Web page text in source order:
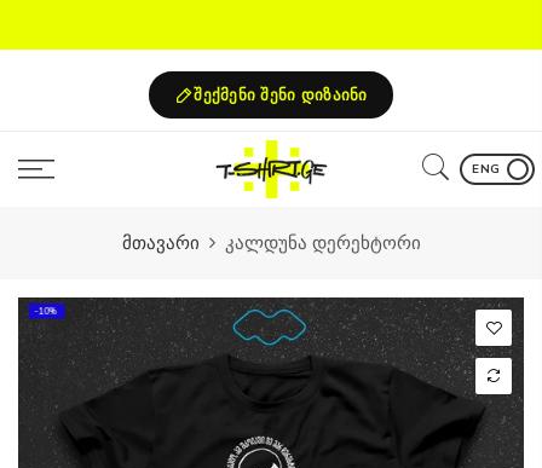
შექმენი შენი დიზაინი
ENG
მთავარი კალდუნა დერეხტორი
-10%